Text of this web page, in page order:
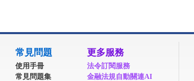
常見問題
使用手冊
常見問題集
更多服務
法令訂閱服務
金融法規自動關連AI